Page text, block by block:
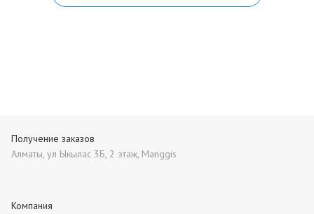
Получение заказов
Алматы, ул Ыкылас 3Б, 2 этаж, Manggis
Компания